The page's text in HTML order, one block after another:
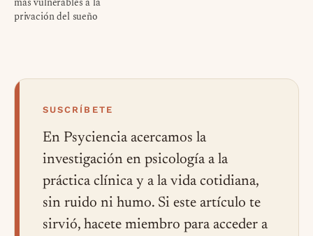
privación del sueño
SUSCRÍBETE
En Psyciencia acercamos la
investigación en psicología a la
práctica clínica y a la vida cotidiana,
sin ruido ni humo. Si este artículo te
sirvió, hacete miembro para acceder a